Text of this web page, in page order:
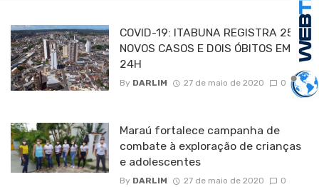
COVID-19: ITABUNA REGISTRA 25
NOVOS CASOS E DOIS ÓBITOS EM
24H
By DARLIM 27 de maio de 2020 0
Maraú fortalece campanha de
combate à exploração de crianças
e adolescentes
By DARLIM 27 de maio de 2020 0